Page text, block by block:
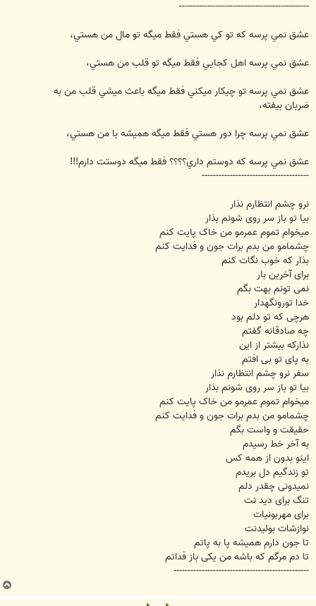
----------------------------------------------
عشق نمي پرسه که تو کي هستي فقط ميگه تو مال من هستي،
عشق نمي پرسه اهل کجايي فقط ميگه تو قلب من هستي،
عشق نمي پرسه تو چيکار ميکني فقط ميگه باعث ميشي قلب من به
ضربان بيفته،
عشق نمي پرسه چرا دور هستي فقط ميگه هميشه با من هستي،
عشق نمي پرسه که دوستم داري؟؟؟؟ فقط ميگه دوستت دارم!!!
--------------------------------------
نرو چشم انتظارم نذار
بیا تو باز سر روی شونم بذار
میخوام تموم عمرمو من خاک پایت کنم
چشمامو من بدم برات جون و فدایت کنم
بذار که خوب نگات کنم
برای آخرین بار
نمی تونم بهت بگم
خدا تورونگهدار
هرچی که تو دلم بود
چه صادقانه گفتم
نذارکه بیشتر از این
به پای تو بی افتم
سفر نرو چشم انتظارم نذار
بیا تو باز سر روی شونم بذار
میخوام تموم عمرمو من خاک پایت کنم
چشمامو من بدم برات جون و فدایت کنم
حقیقت و واست بگم
به آخر خط رسیدم
اینو بدون از همه کس
تو زندگیم دل بریدم
نمیدونی چقدر دلم
تنگ برای دید نت
برای مهربونیات
نوازشات بوئیدنت
تا جون دارم همیشه پا به پاتم
تا دم مرگم که باشه من یکی باز فداتم
------------------------------------------------
ب
ا